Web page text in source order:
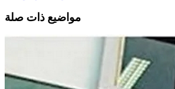
مواضيع ذات صلة